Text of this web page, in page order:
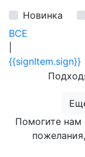
Новинка
ВСЕ
{{signItem.sign}}
Помогите